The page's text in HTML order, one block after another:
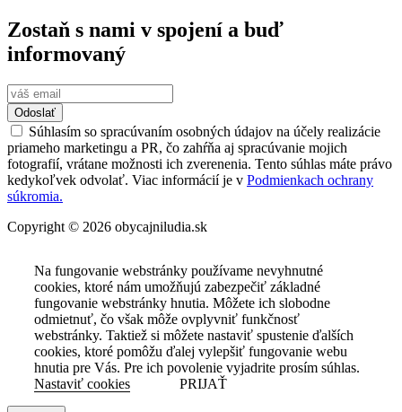
Zostaň s nami v spojení a buď
informovaný
Odoslať
Súhlasím so spracúvaním osobných údajov na účely realizácie
priameho marketingu a PR, čo zahŕňa aj spracúvanie mojich
fotografií, vrátane možnosti ich zverenenia. Tento súhlas máte právo
kedykoľvek odvolať. Viac informácií je v Podmienkach ochrany
súkromia.
Copyright © 2026 obycajniludia.sk
Na fungovanie webstránky používame nevyhnutné
cookies, ktoré nám umožňujú zabezpečiť základné
fungovanie webstránky hnutia. Môžete ich slobodne
odmietnuť, čo však môže ovplyvniť funkčnosť
webstránky. Taktiež si môžete nastaviť spustenie ďalších
cookies, ktoré pomôžu ďalej vylepšiť fungovanie webu
hnutia pre Vás. Pre ich povolenie vyjadrite prosím súhlas.
Nastaviť cookies
PRIJAŤ